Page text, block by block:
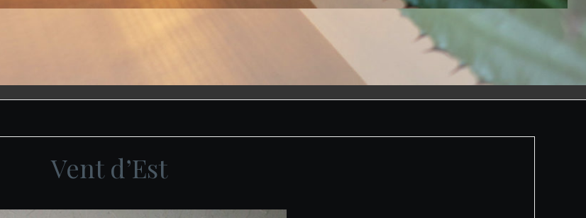
Vent d’Est